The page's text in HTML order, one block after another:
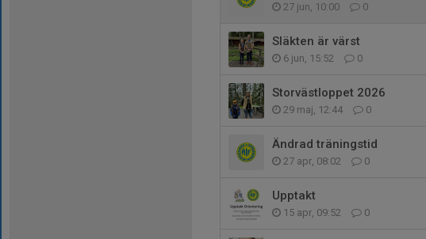
27 jun, 10:00 0
Släkten är värst
6 jun, 15:52 0
Storvästloppet 2026
29 maj, 12:44 0
Ändrad träningstid
27 apr, 08:02 0
Upptakt
15 apr, 09:52 0